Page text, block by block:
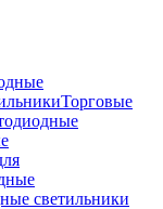
Торговые
светильники